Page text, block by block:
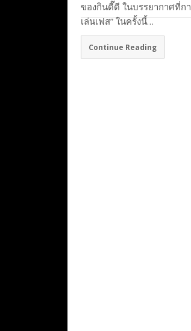
ของกินดี๊ดี ในบรรยากาศที่ก
เล่นเฟส” ในครั้งนี้…
Continue Reading